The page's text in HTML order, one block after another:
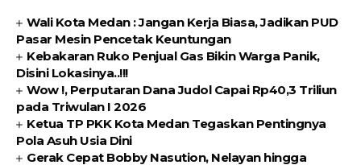
Wali Kota Medan : Jangan Kerja Biasa, Jadikan PUD
Pasar Mesin Pencetak Keuntungan
Kebakaran Ruko Penjual Gas Bikin Warga Panik,
Disini Lokasinya..!!!
Wow !, Perputaran Dana Judol Capai Rp40,3 Triliun
pada Triwulan I 2026
Ketua TP PKK Kota Medan Tegaskan Pentingnya
Pola Asuh Usia Dini
Gerak Cepat Bobby Nasution, Nelayan hingga